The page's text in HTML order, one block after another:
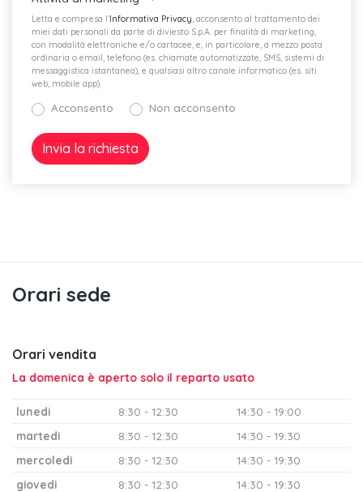
Letta e compresa l’Informativa Privacy, acconsento al trattamento dei
miei dati personali da parte di diviesto S.p.A. per finalità di marketing,
con modalità elettroniche e/o cartacee, e, in particolare, a mezzo posta
ordinaria o email, telefono (es. chiamate automatizzate, SMS, sistemi di
messaggistica istantanea), e qualsiasi altro canale informatico (es. siti
web, mobile app).
Acconsento Non acconsento
Orari sede
Orari vendita
La domenica è aperto solo il reparto usato
lunedi 8:30 - 12:30
14:30 - 19:00
martedi
8:30 - 12:30
14:30 - 19:30
mercoledi
8:30 - 12:30
14:30 - 19:30
giovedi
8:30 - 12:30
14:30 - 19:30